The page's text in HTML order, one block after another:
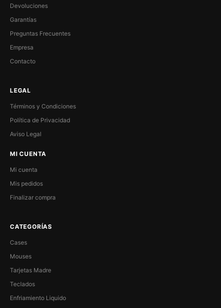
Devoluciones
Garantías
Preguntas Frecuentes
Empresa
Contacto
LEGAL
Términos y Condiciones
Política de Privacidad
Aviso Legal
MI CUENTA
Mi cuenta
Mis pedidos
Finalizar compra
CATEGORÍAS
Cases
Mouses
Tarjetas Madre
Teclados
Enfriamiento Liquido